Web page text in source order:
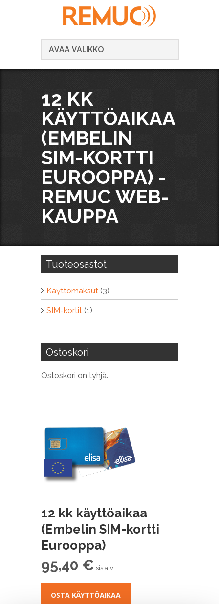
AVAA VALIKKO
12 KK
KÄYTTÖAIKAA
(EMBELIN
SIM-KORTTI
EUROOPPA) -
REMUC WEB-
KAUPPA
Tuoteosastot
Käyttömaksut (3)
SIM-kortit (1)
Ostoskori
Ostoskori on tyhjä.
12 kk käyttöaikaa
(Embelin SIM-kortti
Eurooppa)
95,40 € sis.alv
OSTA KÄYTTÖAIKAA